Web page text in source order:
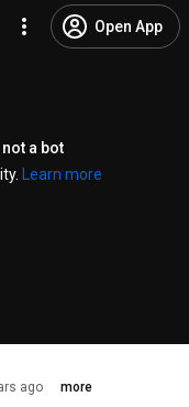
Open App
a bot
Learn more
ago more